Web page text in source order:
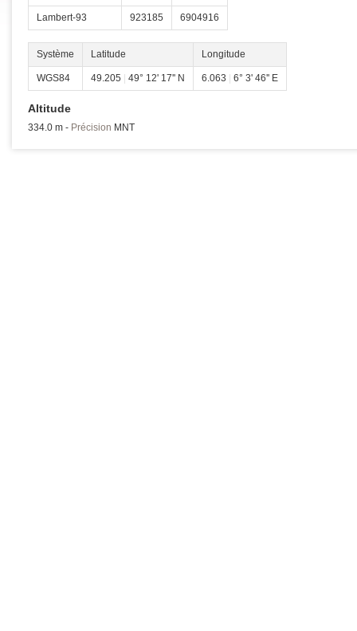
Lambert-93 923185 6904916
Système Latitude Longitude
WGS84 49.205 49° 12' 17'' N 6.063 6° 3' 46'' E
Altitude
334.0 m - Précision MNT